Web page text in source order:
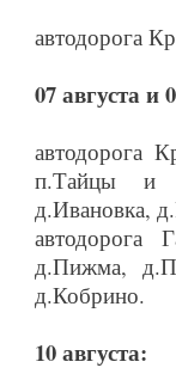
автодорога
07 августа и
автодорога
п.Тайцы и
д.Ивановка,
автодорога
д.Пижма,
д.Кобрино.
10 августа: